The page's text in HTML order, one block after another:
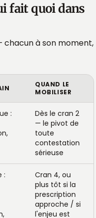
fait quoi dans
chacun à son moment,
QUAND LE
MOBILISER
:
Dès le cran 2
— le pivot de
toute
contestation
sérieuse
:
Cran 4, ou
plus tôt si la
prescription
approche / si
l'enjeu est